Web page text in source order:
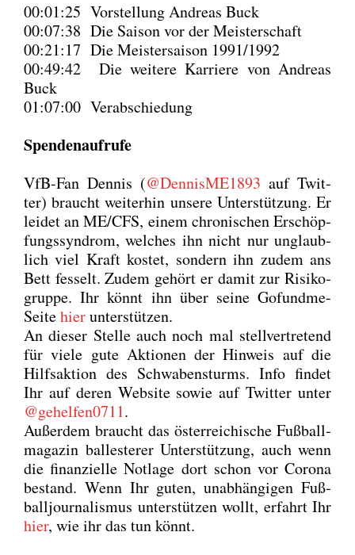
00:01:25 Vor­stel­lung Andre­as Buck
00:07:38 Die Sai­son vor der Meis­ter­schaft
00:21:17 Die Meis­ter­sai­son 1991/1992
00:49:42 Die wei­te­re Kar­rie­re von Andre­as
Buck
01:07:00 Ver­ab­schie­dung
Spen­den­auf­ru­fe
VfB-Fan Den­nis (@DennisME1893 auf Twit­
ter) braucht wei­ter­hin unse­re Unter­stüt­zung. Er
lei­det an ME/CFS, einem chro­ni­schen Erschöp­
fungs­syn­drom, wel­ches ihn nicht nur unglaub­
lich viel Kraft kos­tet, son­dern ihn zudem ans
Bett fes­selt. Zudem gehört er damit zur Risi­ko­
grup­pe. Ihr könnt ihn über sei­ne Gofund­me-
Sei­tehierunter­stüt­zen.
An die­ser Stel­le auch noch mal stell­ver­tre­tend
für vie­le gute Aktio­nen der Hin­weis auf die
Hilfs­ak­ti­on des Schwa­ben­sturms. Info fin­det
Ihr auf deren Web­site sowie auf Twit­ter unter
@gehelfen0711.
Außer­dem braucht das öster­rei­chi­sche Fuß­ball­
ma­ga­zin bal­les­te­rer Unter­stüt­zung, auch wenn
die finan­zi­el­le Not­la­ge dort schon vor Coro­na
bestand. Wenn Ihr guten, unab­hän­gi­gen Fuß­
ball­jour­na­lis­mus unter­stüt­zen wollt, erfahrt Ihr
hier, wie ihr das tun könnt.